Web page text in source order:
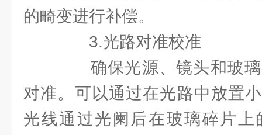
的畸变进行补偿。
3.光路对准校准
确保光源、镜头和玻璃
对准。可以通过在光路中放置
光线通过光阑后在玻璃碎片